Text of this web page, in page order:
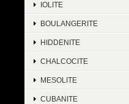
IOLITE
BOULANGERITE
HIDDENITE
CHALCOCITE
MESOLITE
CUBANITE